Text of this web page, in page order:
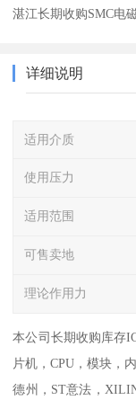
湛江长期收购SMC电
详细说明
适用介质
使用压力
适用范围
可售卖地
理论作用力
本公司长期收购库存
片机，CPU，模块，
德州，ST意法，